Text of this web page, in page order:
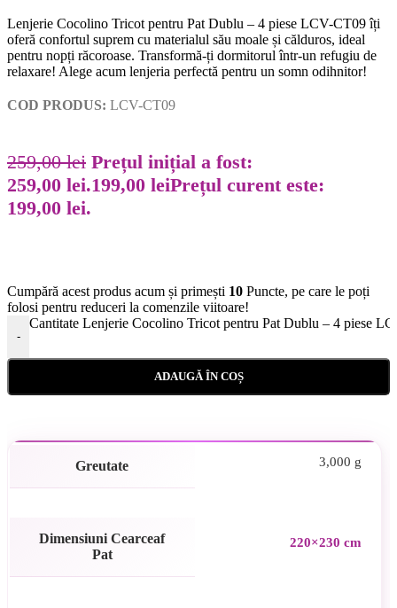
Lenjerie Cocolino Tricot pentru Pat Dublu – 4 piese LCV-CT09 îți
oferă confortul suprem cu materialul său moale și călduros, ideal
pentru nopți răcoroase. Transformă-ți dormitorul într-un refugiu de
relaxare! Alege acum lenjeria perfectă pentru un somn odihnitor!
COD PRODUS: LCV-CT09
259,00lei Prețul inițial a fost:
259,00 lei.199,00 leiPrețul curent este:
199,00 lei.
Cumpără acest produs acum și primești 10 Puncte, pe care le poți
folosi pentru reduceri la comenzile viitoare!
-
Cantitate Lenjerie Cocolino Tricot pentru Pat Dublu – 4 piese
ADAUGĂ ÎN COȘ
Greutate 3,000 g
Dimensiuni Cearceaf
Pat
220×230 cm